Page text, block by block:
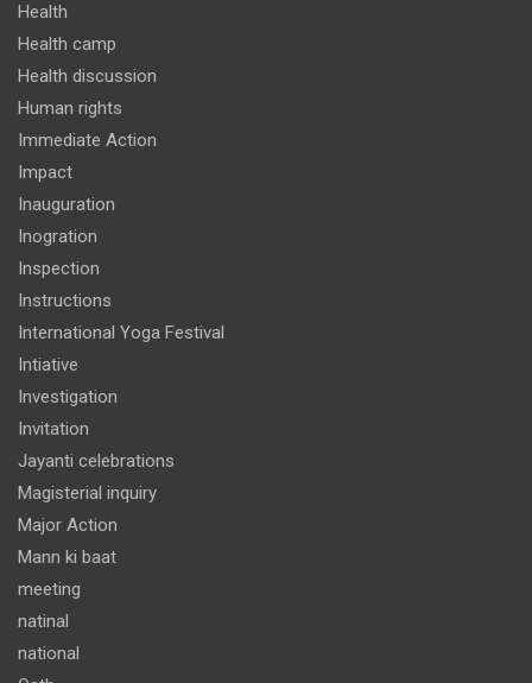
Health
Health camp
Health discussion
Human rights
Immediate Action
Impact
Inauguration
Inogration
Inspection
Instructions
International Yoga Festival
Intiative
Investigation
Invitation
Jayanti celebrations
Magisterial inquiry
Major Action
Mann ki baat
meeting
natinal
national